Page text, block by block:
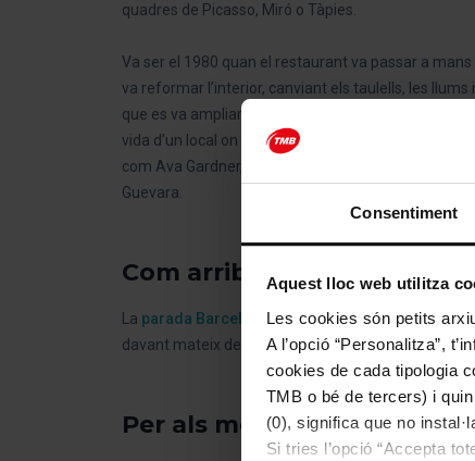
Consentiment
Aquest lloc web utilitza
Les cookies són petits
A l’opció “Personalitza”,
cookies de cada tipologia
TMB o bé de tercers) i
(0), significa que no
Si tries l’opció “Accepta
quadres de Picasso, Miró o Tàpies.
Va ser el 1980 quan el restaurant va passar a
va reformar l’interior, canviant els taulells, les llums
que es va ampliar i s’hi van afegir més de mig
vida d’un local on s’han assegut més de 50
com Ava Gardner, Plácido Domingo, Salvador Dalí,
Guevara.
Com arribar al Set Portes?
La parada Barceloneta - Museu d'Història de
davant mateix del restaurant.
Per als més curiosos